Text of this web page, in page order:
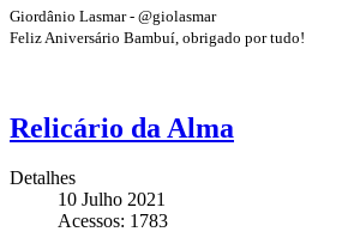
Giordânio Lasmar - @giolasmar
Feliz Aniversário Bambuí, obrigado por tudo!
Relicário da Alma
Detalhes
10 Julho 2021
Acessos: 1783